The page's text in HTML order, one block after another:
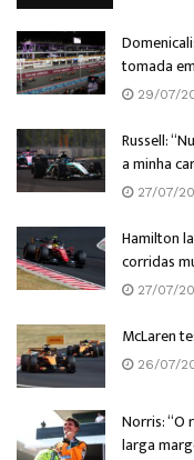
tomada
29/07/
Russell:
a minha
27/07/
Hamilton
corridas
27/07/
McLaren
26/07/
Norris: “O
larga